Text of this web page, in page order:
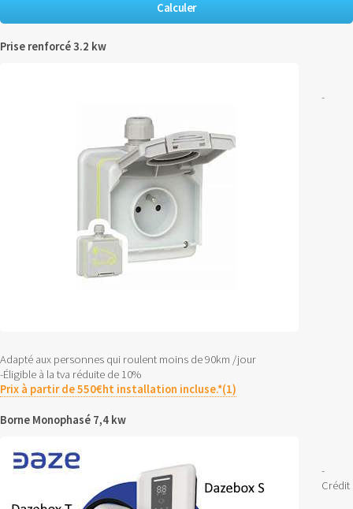
Prise renforcé 3.2 kw
-
Adapté aux personnes qui roulent moins de 90km /jour
-Éligible à la tva réduite de 10%
Prix à partir de 550€ht installation incluse.*(1)
Borne Monophasé 7,4 kw
-
Crédit